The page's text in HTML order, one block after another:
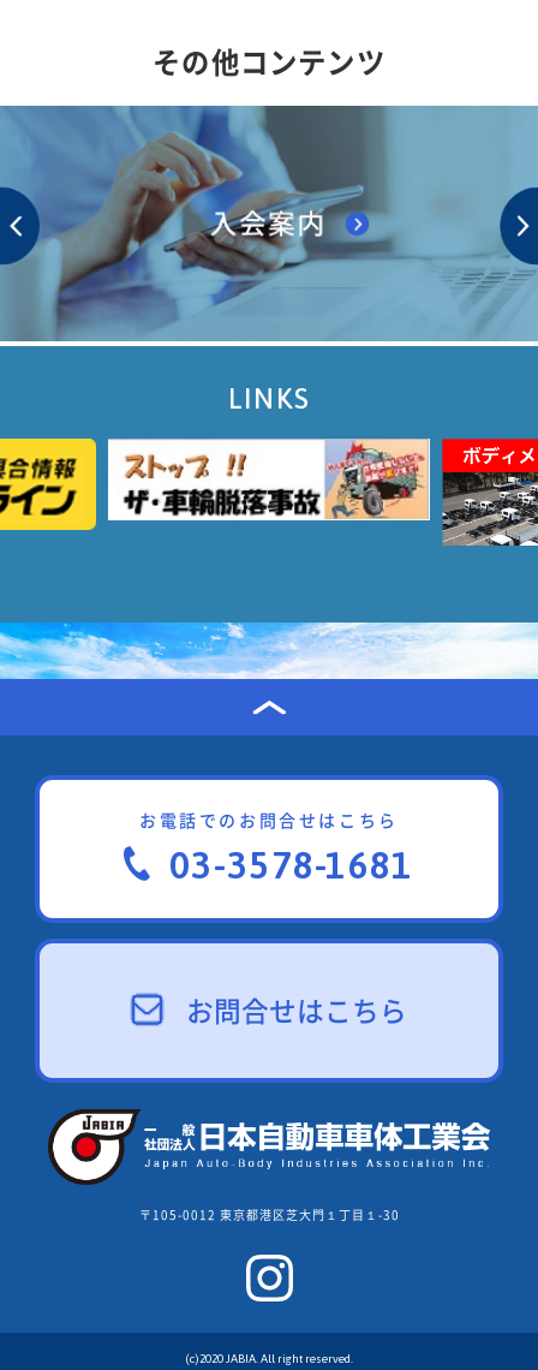
その他コンテンツ
LINKS
お電話でのお問合せはこちら
03-3578-1681
お問合せはこちら
〒105-0012 東京都港区芝大門１丁目１-30
(c)2020 JABIA. All right reserved.